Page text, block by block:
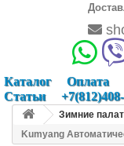
Каталог Оплата
Статьи
Зимние
Kumyang